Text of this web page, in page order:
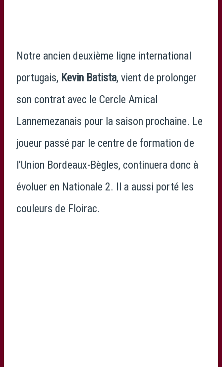
Notre ancien deuxième ligne international
portugais, Kevin Batista, vient de prolonger
son contrat avec le Cercle Amical
Lannemezanais pour la saison prochaine. Le
joueur passé par le centre de formation de
l’Union Bordeaux-Bègles, continuera donc à
évoluer en Nationale 2. Il a aussi porté les
couleurs de Floirac.